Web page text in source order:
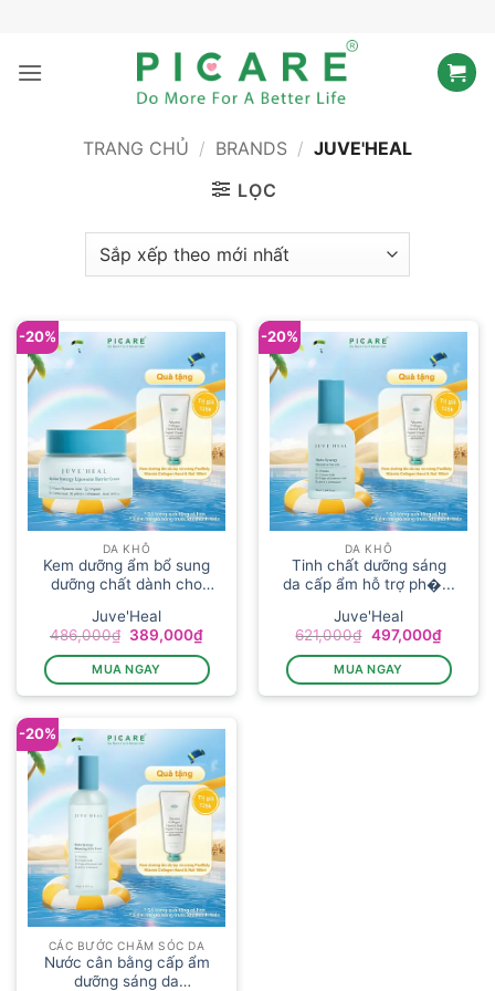
nội
TRANG CHỦ / BRANDS / JUVE'HEAL
LỌC
-20%
DA KHÔ
Kem dưỡng ẩm bổ sung
dưỡng chất dành cho
Juve'Heal
486,000₫ Giá
là:
486,000₫.
389,000₫Giá
tại
là:
389,000₫.
MUA NGAY
-20%
DA KHÔ
Tinh chất dưỡng sáng
da cấp ẩm hỗ trợ ph�...
Juve'Heal
621,000₫ Giá
là:
621,000₫.
497,000₫Giá
hiện
tại
là:
MUA NGAY
-20%
CÁC BƯỚC CHĂM SÓC DA
Nước cân bằng cấp ẩm
dưỡng sáng da